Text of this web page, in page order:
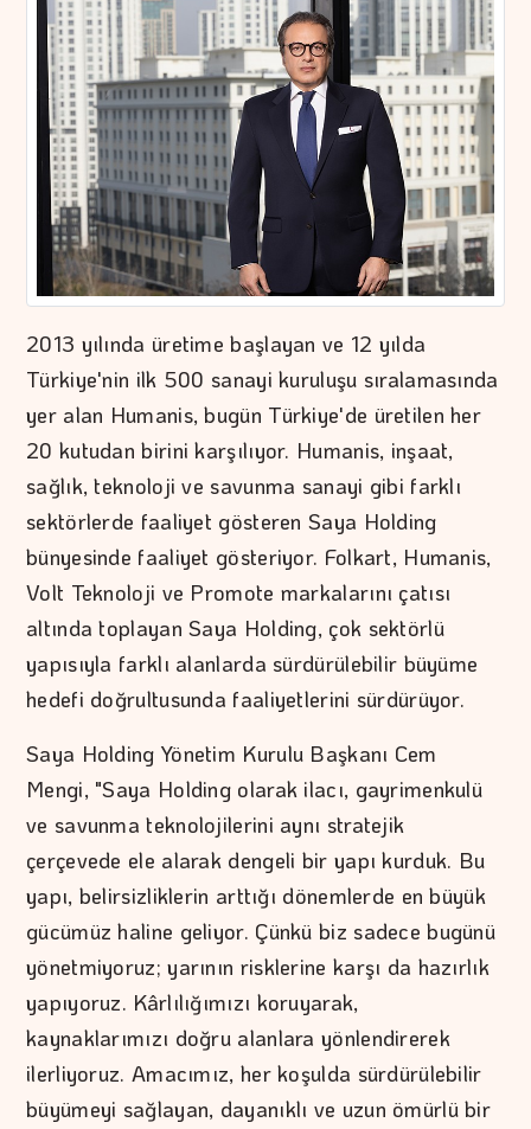
2013 yılında üretime başlayan ve 12 yılda
Türkiye'nin ilk 500 sanayi kuruluşu sıralamasında
yer alan Humanis, bugün Türkiye'de üretilen her
20 kutudan birini karşılıyor. Humanis, inşaat,
sağlık, teknoloji ve savunma sanayi gibi farklı
sektörlerde faaliyet gösteren Saya Holding
bünyesinde faaliyet gösteriyor. Folkart, Humanis,
Volt Teknoloji ve Promote markalarını çatısı
altında toplayan Saya Holding, çok sektörlü
yapısıyla farklı alanlarda sürdürülebilir büyüme
hedefi doğrultusunda faaliyetlerini sürdürüyor.
Saya Holding Yönetim Kurulu Başkanı Cem
Mengi, "Saya Holding olarak ilacı, gayrimenkulü
ve savunma teknolojilerini aynı stratejik
çerçevede ele alarak dengeli bir yapı kurduk. Bu
yapı, belirsizliklerin arttığı dönemlerde en büyük
gücümüz haline geliyor. Çünkü biz sadece bugünü
yönetmiyoruz; yarının risklerine karşı da hazırlık
yapıyoruz. Kârlılığımızı koruyarak,
kaynaklarımızı doğru alanlara yönlendirerek
ilerliyoruz. Amacımız, her koşulda sürdürülebilir
büyümeyi sağlayan, dayanıklı ve uzun ömürlü bir